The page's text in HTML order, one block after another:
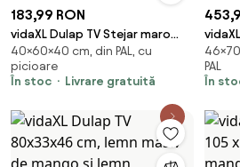
183,99 RON
vidaXL Dulap TV Stejar maro
60x40x40 cm Lemn prelucrat
40×60×40 cm, din PAL, cu
picioare
În stoc
Livrare gratuită
PAL
În